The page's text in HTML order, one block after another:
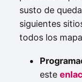
susto de
siguientes
todos los
este